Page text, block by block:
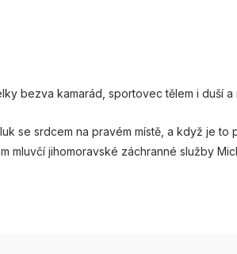
bezva kamarád, sportovec tělem i duší
se srdcem na pravém místě, a když je to
mluvčí jihomoravské záchranné služby